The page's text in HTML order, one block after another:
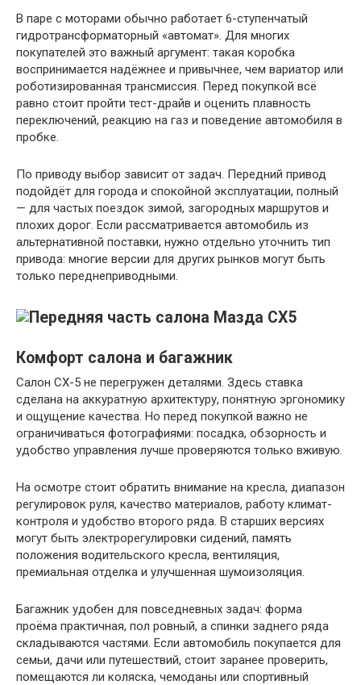
В паре с моторами обычно работает 6-ступенчатый
гидротрансформаторный «автомат». Для многих
покупателей это важный аргумент: такая коробка
воспринимается надёжнее и привычнее, чем вариатор или
роботизированная трансмиссия. Перед покупкой всё
равно стоит пройти тест-драйв и оценить плавность
переключений, реакцию на газ и поведение автомобиля в
пробке.
По приводу выбор зависит от задач. Передний привод
подойдёт для города и спокойной эксплуатации, полный
— для частых поездок зимой, загородных маршрутов и
плохих дорог. Если рассматривается автомобиль из
альтернативной поставки, нужно отдельно уточнить тип
привода: многие версии для других рынков могут быть
только переднеприводными.
Комфорт салона и багажник
Салон CX-5 не перегружен деталями. Здесь ставка
сделана на аккуратную архитектуру, понятную эргономику
и ощущение качества. Но перед покупкой важно не
ограничиваться фотографиями: посадка, обзорность и
удобство управления лучше проверяются только вживую.
На осмотре стоит обратить внимание на кресла, диапазон
регулировок руля, качество материалов, работу климат-
контроля и удобство второго ряда. В старших версиях
могут быть электрорегулировки сидений, память
положения водительского кресла, вентиляция,
премиальная отделка и улучшенная шумоизоляция.
Багажник удобен для повседневных задач: форма
проёма практичная, пол ровный, а спинки заднего ряда
складываются частями. Если автомобиль покупается для
семьи, дачи или путешествий, стоит заранее проверить,
помещаются ли коляска, чемоданы или спортивный